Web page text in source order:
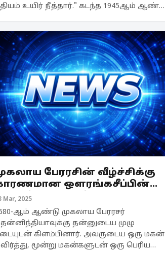
உயிர் நீத்தார்." கடந்த 1945ஆம் ஆண்டு
இடைமறித்த...
பேரரசின் வீழ்ச்சிக்கு
ஔரங்கசீப்பின்
27 ஆண்டுகள்
எப்படி இருந்தது?
Mar, 2025
ஆம் ஆண்டு முகலாய பேரரசர்
தன்னுடைய முழு
கிளம்பினார். அவருடைய ஒரு மகன்
மூன்று மகன்களுடன் ஒரு பெரிய